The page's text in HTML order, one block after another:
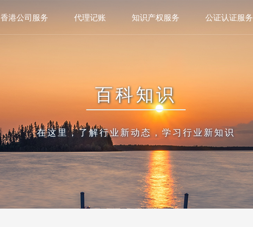
香港公司服务 代理记账 知识产权服务 公证认证服务
百科知识
在这里，了解行业新动态，学习行业新知识